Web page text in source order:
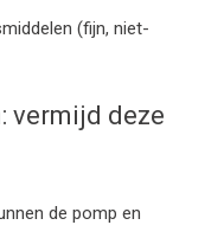
(fijn, niet-
vermijd deze
de pomp en